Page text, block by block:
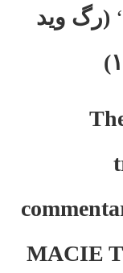
(رگ وید
MACIE